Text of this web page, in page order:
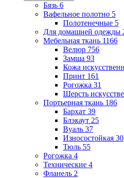
Бязь 6
Вафельное полотно 5
Полотенечные 5
Для домашней одежды
Мебельная ткань 1166
Велюр 756
Замша 93
Кожа
Принт 161
Рогожка 31
Шерсть
Портьерная ткань 186
Бархат 39
Блэкаут 25
Вуаль 37
Износостойкая 30
Тюль 55
Рогожка 4
Технические 4
Фланель 2